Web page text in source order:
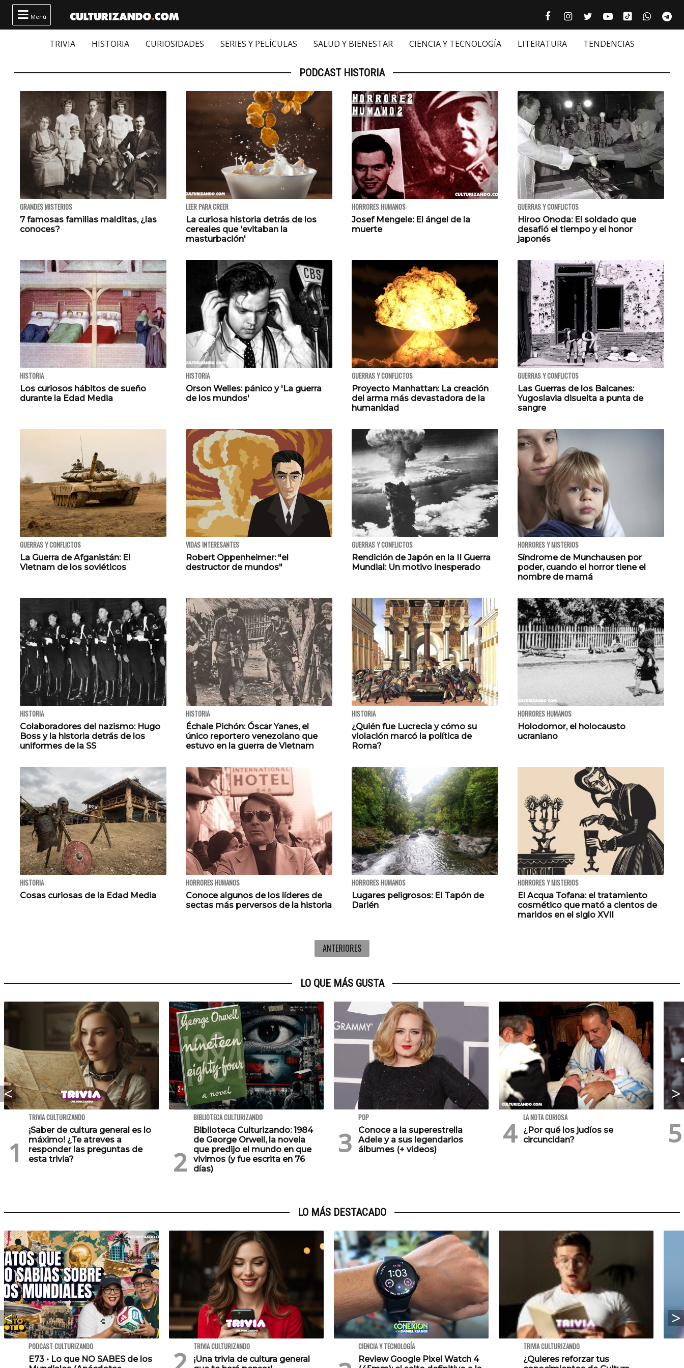
 Menú  Facebook culturizando.com |
 Instagram
 Twitter
 Youtube
Tiktok
 
TRIVIA HISTORIA CURIOSIDADES SERIES Y PELÍCULAS SALUD Y BIENESTAR CIENCIA Y TECNOLOGÍA LITERATURA TENDENCIAS
PODCAST HISTORIA
GRANDES MISTERIOS
7 famosas familias malditas, ¿las
conoces?
LEER PARA CREER
La curiosa historia detrás de los
cereales que 'evitaban la
masturbación'
HORRORES HUMANOS
Josef Mengele: El ángel de la
muerte
GUERRAS Y CONFLICTOS
Hiroo Onoda: El soldado que
desafió el tiempo y el honor
japonés
HISTORIA
Los curiosos hábitos de sueño
durante la Edad Media
HISTORIA
Orson Welles: pánico y 'La guerra
de los mundos'
GUERRAS Y CONFLICTOS
Proyecto Manhattan: La creación
del arma más devastadora de la
humanidad
GUERRAS Y CONFLICTOS
Las Guerras de los Balcanes:
Yugoslavia disuelta a punta de
sangre
GUERRAS Y CONFLICTOS
La Guerra de Afganistán: El
Vietnam de los soviéticos
VIDAS INTERESANTES
Robert Oppenheimer: "el
destructor de mundos"
GUERRAS Y CONFLICTOS
Rendición de Japón en la II Guerra
Mundial: Un motivo inesperado
HORRORES Y MISTERIOS
Síndrome de Munchausen por
poder, cuando el horror tiene el
nombre de mamá
HISTORIA
Colaboradores del nazismo: Hugo
Boss y la historia detrás de los
uniformes de la SS
HISTORIA
Échale Pichón: Óscar Yanes, el
único reportero venezolano que
estuvo en la guerra de Vietnam
HISTORIA
¿Quién fue Lucrecia y cómo su
violación marcó la política de
Roma?
HORRORES HUMANOS
Holodomor, el holocausto
ucraniano
HISTORIA
Cosas curiosas de la Edad Media
HORRORES HUMANOS
Conoce algunos de los líderes de
sectas más perversos de la historia
HORRORES HUMANOS
Lugares peligrosos: El Tapón de
Darién
HORRORES Y MISTERIOS
El Acqua Tofana: el tratamiento
cosmético que mató a cientos de
maridos en el siglo XVII
ANTERIORES
LO QUE MÁS GUSTA
TRIVIA CULTURIZANDO
¡Saber de cultura general es lo
máximo! ¿Te atreves a
responder las preguntas de
esta trivia?
BIBLIOTECA CULTURIZANDO
Biblioteca Culturizando: 1984
de George Orwell, la novela
que predijo el mundo en que
vivimos (y fue escrita en 76
días)
POP
Conoce a la superestrella
Adele y a sus legendarios
álbumes (+ videos)
LA NOTA CURIOSA
¿Por qué los judíos se
circuncidan?
LO MÁS DESTACADO
PODCAST CULTURIZANDO
E73 • Lo que NO SABES de los
TRIVIA CULTURIZANDO
¡Una trivia de cultura general
CIENCIA Y TECNOLOGÍA
Review Google Pixel Watch 4
TRIVIA CULTURIZANDO
¿Quieres reforzar tus